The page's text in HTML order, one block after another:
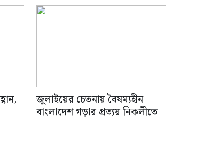
জাতির’- এডভোকেট জালাল
জুলাইয়ের চেতনায় বৈষম্যহীন
বাংলাদেশ গড়ার প্রত্যয় নিকলীতে